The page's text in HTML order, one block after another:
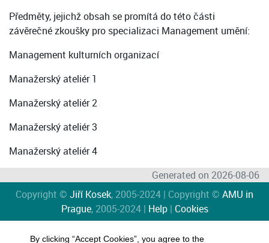
Předměty, jejichž obsah se promítá do této části
závěrečné zkoušky pro specializaci Management umění:
Management kulturních organizací
Manažerský ateliér 1
Manažerský ateliér 2
Manažerský ateliér 3
Manažerský ateliér 4
Generated on 2026-08-06
Copyright © Jiří Kosek, 2005-2024 | Copyright © AMU in
Prague, 2005-2024 | Help| Cookies
By clicking “Accept Cookies”, you agree to the